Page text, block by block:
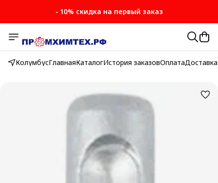
- 10% скидка на первый заказ
КолумбусГлавнаяКаталогИстория заказовОплатаДоставка